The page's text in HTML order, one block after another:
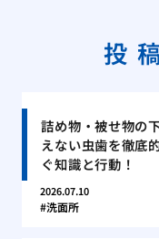
投
詰め物・被せ物の
えない虫歯を徹底
ぐ知識と行動！
2026.07.10
洗面所